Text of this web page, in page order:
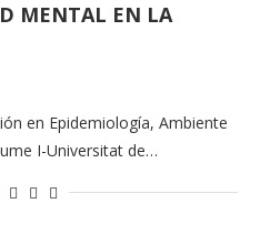
MENTAL EN LA
en Epidemiología, Ambiente
I-Universitat de…